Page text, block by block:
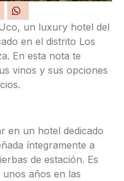
un luxury hotel del
en el distrito Los
En esta nota te
vinos y sus opciones
en un hotel dedicado
íntegramente a
de estación. Es
años en las